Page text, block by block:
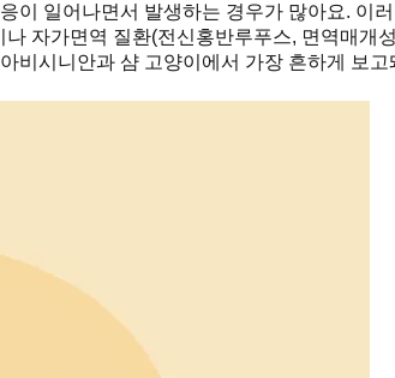
이 일어나면서 발생하는 경우가 많아요. 이
자가면역 질환(전신홍반루푸스, 면역매개
비시니안과 샴 고양이에서 가장 흔하게 보